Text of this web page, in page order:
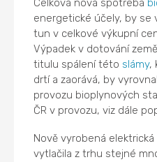
Celková nová spotřeba
energetické účely, by se
tun v celkové výkupní
Výpadek v dotování
titulu spálení této slámy,
drtí a zaorává, by
provozu bioplynových
ČR v provozu, viz dále
Nově vyrobená
vytlačila z trhu stejné